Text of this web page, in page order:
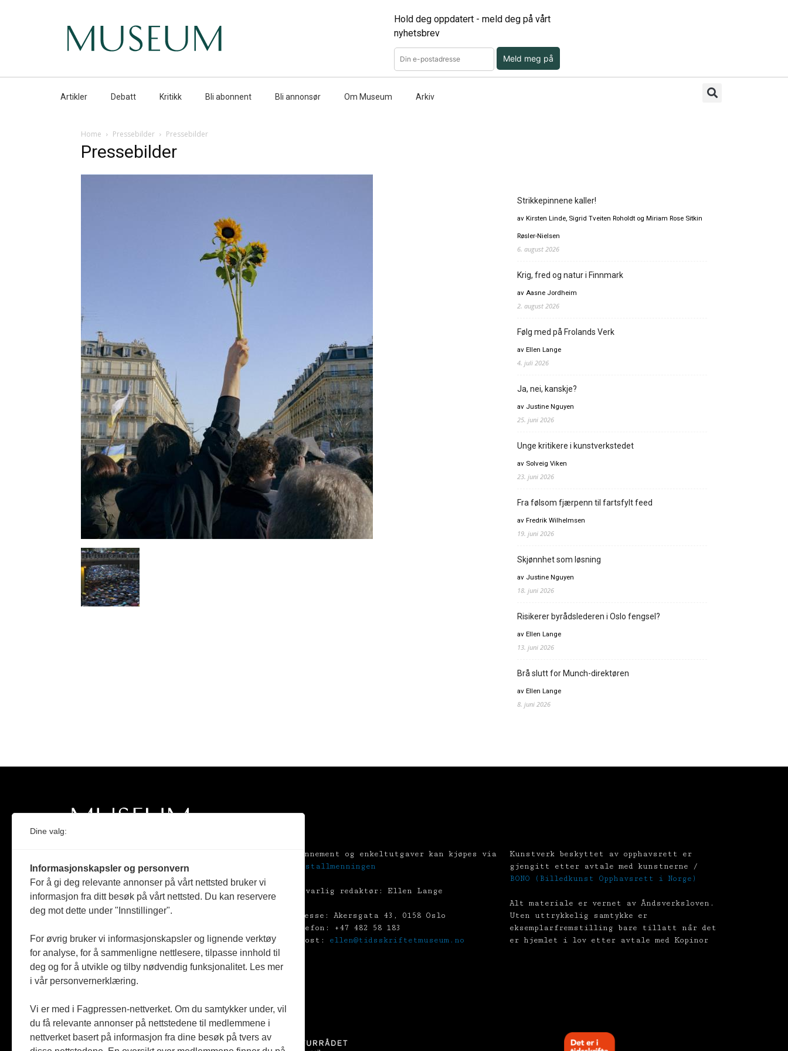
Hold deg oppdatert - meld deg på vårt
nyhetsbrev
Meld meg på
Artikler Debatt Kritikk Bli abonnent Bli annonsør Om Museum Arkiv
Home Pressebilder Pressebilder
Pressebilder
Strikkepinnene kaller!
av Kirsten Linde, Sigrid Tveiten Roholdt og Miriam Rose Sitkin
Røsler-Nielsen
6. august 2026
Krig, fred og natur i Finnmark
av Aasne Jordheim
2. august 2026
Følg med på Frolands Verk
av Ellen Lange
4. juli 2026
Ja, nei, kanskje?
av Justine Nguyen
25. juni 2026
Unge kritikere i kunstverkstedet
av Solveig Viken
23. juni 2026
Fra følsom fjærpenn til fartsfylt feed
av Fredrik Wilhelmsen
19. juni 2026
Skjønnhet som løsning
av Justine Nguyen
18. juni 2026
Risikerer byrådslederen i Oslo fengsel?
av Ellen Lange
13. juni 2026
Brå slutt for Munch-direktøren
av Ellen Lange
8. juni 2026
Medlem i Norsk tidsskriftforening og
Fagpressen
Støttet av Kulturrådet og Norges
Følger Redaktørplakaten og Vær Varsom-
plakaten
Abonnement og enkeltutgaver kan kjøpes via
Tekstallmenningen
Ansvarlig redaktør: Ellen Lange
Adresse: Akersgata 43, 0158 Oslo
Telefon: +47 482 58 183
E-post: ellen@tidsskriftetmuseum.no
Kunstverk beskyttet av opphavsrett er
gjengitt etter avtale med kunstnerne /
BONO (Billedkunst Opphavsrett i Norge)
Alt materiale er vernet av Åndsverksloven.
Uten uttrykkelig samtykke er
eksemplarfremstilling bare tillatt når det
er hjemlet i lov etter avtale med Kopinor
Dine valg:
Informasjonskapsler og personvern
For å gi deg relevante annonser på vårt nettsted bruker vi
informasjon fra ditt besøk på vårt nettsted. Du kan reservere
deg mot dette under "Innstillinger".
For øvrig bruker vi informasjonskapsler og lignende verktøy
for analyse, for å sammenligne nettlesere, tilpasse innhold til
deg og for å utvikle og tilby nødvendig funksjonalitet. Les mer
i vår personvernerklæring.
Vi er med i Fagpressen-nettverket. Om du samtykker under, vil
du få relevante annonser på nettstedene til medlemmene i
nettverket basert på informasjon fra dine besøk på tvers av